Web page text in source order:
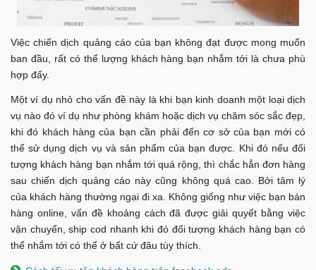
Việc chiến dịch quảng cáo của bạn không đạt được mong muốn
ban đầu, rất có thể lượng khách hàng bạn nhắm tới là chưa phù
hợp đấy.
Một ví dụ nhỏ cho vấn đề này là khi bạn kinh doanh một loại dịch
vụ nào đó ví dụ như phòng khám hoặc dịch vụ chăm sóc sắc đẹp,
khi đó khách hàng của bạn cần phải đến cơ sở của bạn mới có
thể sử dụng dịch vụ và sản phẩm của bạn được. Khi đó nếu đối
tượng khách hàng bạn nhắm tới quá rộng, thì chắc hẳn đơn hàng
sau chiến dịch quảng cáo này cũng không quá cao. Bởi tâm lý
của khách hàng thường ngại đi xa. Không giống như việc bạn bán
hàng online, vấn đề khoảng cách đã được giải quyết bằng việc
vận chuyển, ship cod nhanh khi đó đối tượng khách hàng bạn có
thể nhắm tới có thể ở bất cứ đâu tùy thích.